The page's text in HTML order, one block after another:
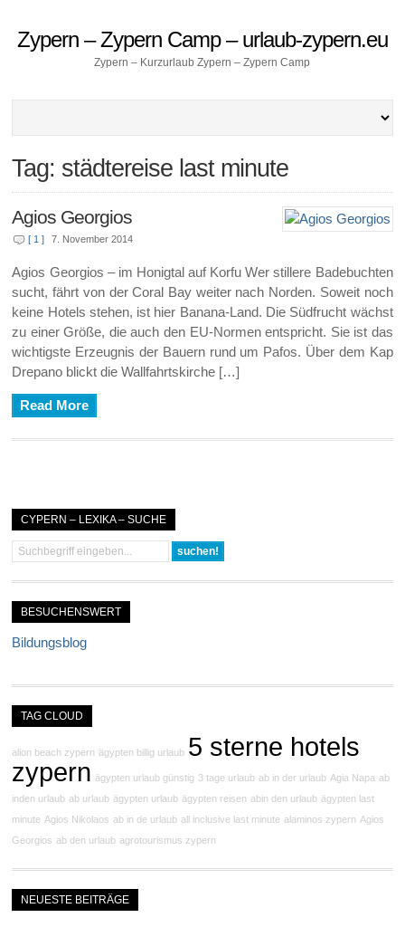
Zypern – Zypern Camp – urlaub-zypern.eu
Zypern – Kurzurlaub Zypern – Zypern Camp
Tag: städtereise last minute
Agios Georgios
[ 1 ] 7. November 2014
Agios Georgios – im Honigtal auf Korfu Wer stillere Badebuchten
sucht, fährt von der Coral Bay weiter nach Norden. Soweit noch
keine Hotels stehen, ist hier Banana-Land. Die Südfrucht wächst
zu einer Größe, die auch den EU-Normen entspricht. Sie ist das
wichtigste Erzeugnis der Bauern rund um Pafos. Über dem Kap
Drepano blickt die Wallfahrtskirche […]
Read More
CYPERN – LEXIKA – SUCHE
BESUCHENSWERT
Bildungsblog
TAG CLOUD
alion beach zypern ägypten billig urlaub 5 sterne hotels
zypern ägypten urlaub günstig 3 tage urlaub ab in der urlaub Agia Napa ab
inden urlaub ab urlaub ägypten urlaub ägypten reisen abin den urlaub ägypten last
minute Agios Nikolaos ab in de urlaub all inclusive last minute alaminos zypern Agios
Georgios ab den urlaub agrotourismus zypern
NEUESTE BEITRÄGE